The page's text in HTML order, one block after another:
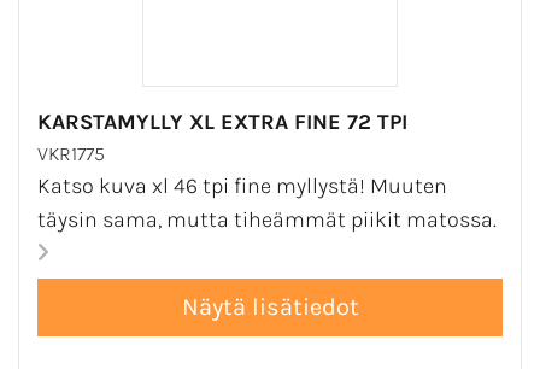
KARSTAMYLLY XL EXTRA FINE 72 TPI
VKR1775
Katso kuva xl 46 tpi fine myllystä! Muuten
täysin sama, mutta tiheämmät piikit matossa.